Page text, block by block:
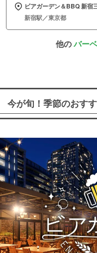
ビアガーデン＆BBQ 新宿
新宿駅／東京都
他のバー
今が旬！季節のおす